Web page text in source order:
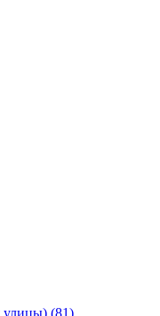
улицы) (81)